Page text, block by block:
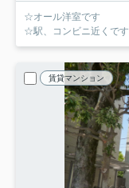
☆オール洋室です
☆駅、コンビニ近くです
賃貸マンション